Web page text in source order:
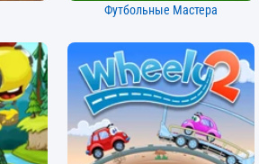
Футбольные Мастера